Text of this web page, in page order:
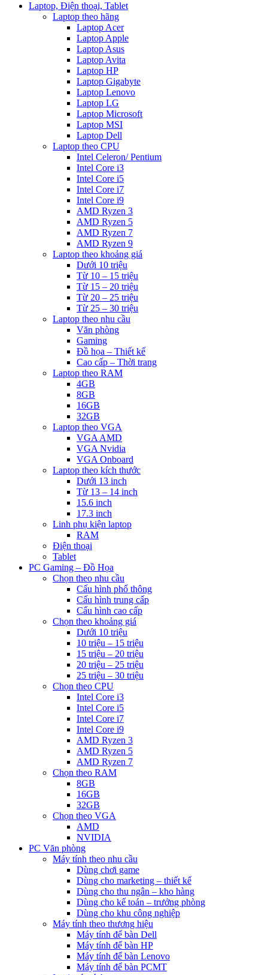
Laptop, Điện thoại, Tablet
Laptop theo hãng
Laptop Acer
Laptop Apple
Laptop Asus
Laptop Avita
Laptop HP
Laptop Gigabyte
Laptop Lenovo
Laptop LG
Laptop Microsoft
Laptop MSI
Laptop Dell
Laptop theo CPU
Intel Celeron/ Pentium
Intel Core i3
Intel Core i5
Intel Core i7
Intel Core i9
AMD Ryzen 3
AMD Ryzen 5
AMD Ryzen 7
AMD Ryzen 9
Laptop theo khoảng giá
Dưới 10 triệu
Từ 10 – 15 triệu
Từ 15 – 20 triệu
Từ 20 – 25 triệu
Từ 25 – 30 triệu
Laptop theo nhu cầu
Văn phòng
Gaming
Đồ họa – Thiết kế
Cao cấp – Thời trang
Laptop theo RAM
4GB
8GB
16GB
32GB
Laptop theo VGA
VGA AMD
VGA Nvidia
VGA Onboard
Laptop theo kích thước
Dưới 13 inch
Từ 13 – 14 inch
15.6 inch
17.3 inch
Linh phụ kiện laptop
RAM
Điện thoại
Tablet
PC Gaming – Đồ Họa
Chọn theo nhu cầu
Cấu hình phổ thông
Cấu hình trung cấp
Cấu hình cao cấp
Chọn theo khoảng giá
Dưới 10 triệu
10 triệu – 15 triệu
15 triệu – 20 triệu
20 triệu – 25 triệu
25 triệu – 30 triệu
Chọn theo CPU
Intel Core i3
Intel Core i5
Intel Core i7
Intel Core i9
AMD Ryzen 3
AMD Ryzen 5
AMD Ryzen 7
Chọn theo RAM
8GB
16GB
32GB
Chọn theo VGA
AMD
NVIDIA
PC Văn phòng
Máy tính theo nhu cầu
Dùng chơi game
Dùng cho marketing – thiết kế
Dùng cho thu ngân – kho hàng
Dùng cho kế toán – trưởng phòng
Dùng cho khu công nghiệp
Máy tính theo thương hiệu
Máy tính để bàn Dell
Máy tính để bàn HP
Máy tính để bàn Lenovo
Máy tính để bàn PCMT